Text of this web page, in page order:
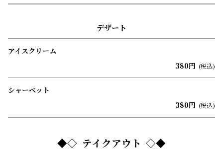
デザート
アイスクリーム
380円 (税込)
シャーベット
380円 (税込)
テイクアウト